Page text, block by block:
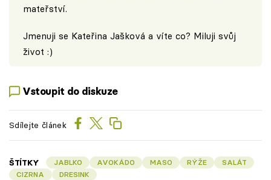
mateřství.
Jmenuji se Kateřina Jašková a víte co? Miluji svůj
život :)
Vstoupit do diskuze
Sdílejte článek
ŠTÍTKY JABLKO AVOKÁDO MASO RÝŽE
SALÁT
CIZRNA
DRESINK